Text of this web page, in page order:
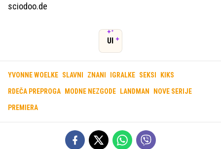
sciodoo.de
UI
YVONNE WOELKE SLAVNI ZNANI IGRALKE SEKSI KIKS
RDEČA PREPROGA MODNE NEZGODE LANDMAN NOVE SERIJE
PREMIERA